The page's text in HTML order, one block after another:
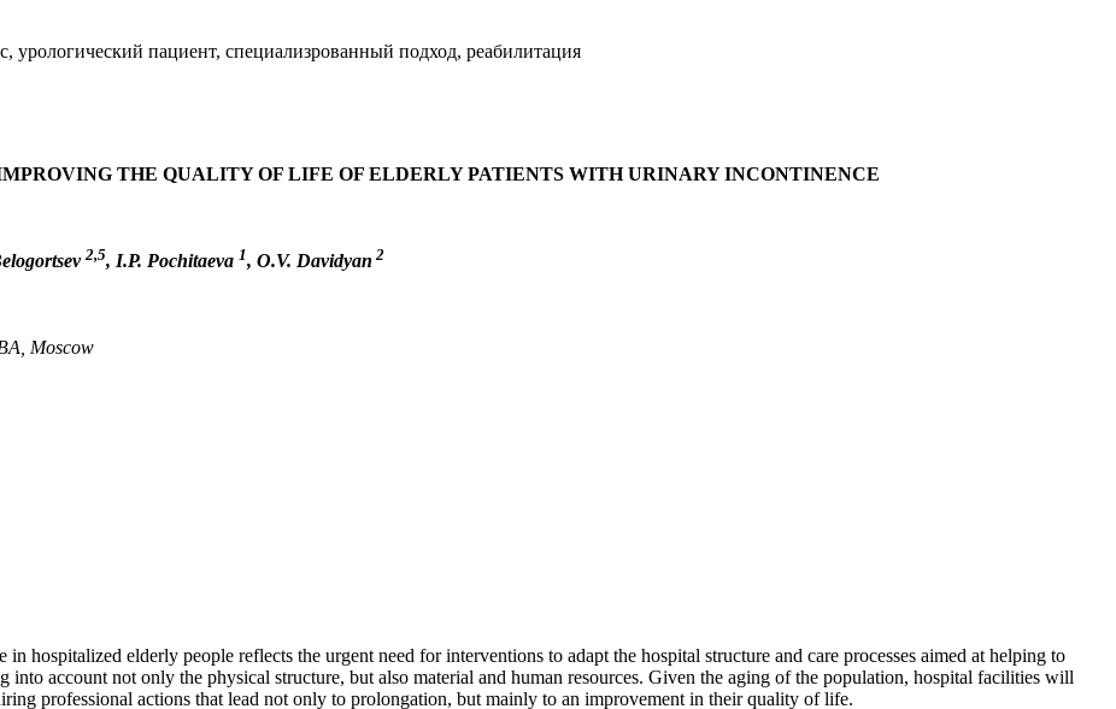
урологический пациент, специализрованный подход, реабилитация
THE QUALITY OF LIFE OF ELDERLY PATIENTS WITH URINARY INCONTINENCE
2,5, I.P. Pochitaeva 1, O.V. Davidyan 2
Mosсow
hospitalized elderly people reflects the urgent need for interventions to adapt the hospital structure and care processes aimed at helping to
account not only the physical structure, but also material and human resources. Given the aging of the population, hospital facilities will
professional actions that lead not only to prolongation, but mainly to an improvement in their quality of life.